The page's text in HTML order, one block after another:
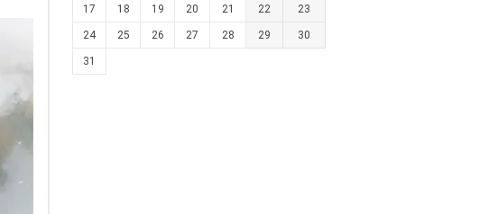
17 18 19 20 21 22 23
24 25 26 27 28 29 30
31